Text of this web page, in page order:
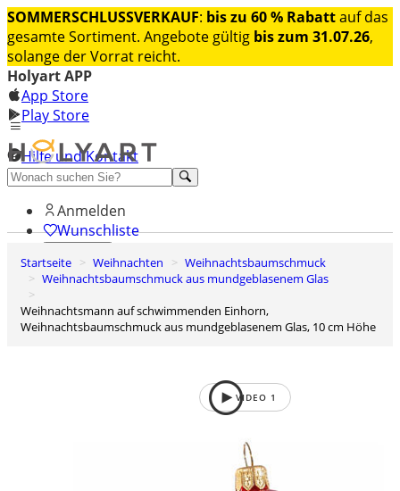
SOMMERSCHLUSSVERKAUF: bis zu 60 % Rabattauf das
gesamte Sortiment. Angebote gültig bis zum 31.07.26,
solange der Vorrat reicht.
Holyart APP
App Store
Play Store
Hilfe und Kontakt
Entdecken Sie Premium
Anmelden
Wunschliste
0
Warenkorb
Startseite Weihnachten
Weihnachtsbaumschmuck
Weihnachtsbaumschmuck aus mundgeblasenem Glas
Weihnachtsmann auf schwimmenden Einhorn,
Weihnachtsbaumschmuck aus mundgeblasenem Glas, 10 cm Höhe
VIDEO 1